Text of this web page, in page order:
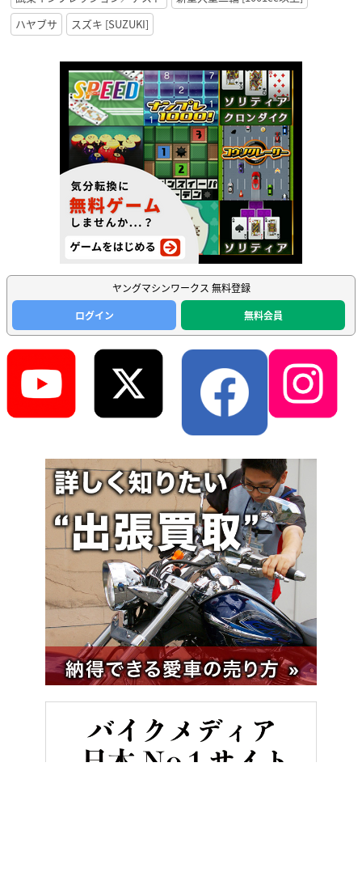
ハヤブサ
スズキ [SUZUKI]
ヤングマシンワークス 無料登録
ログイン
無料会員